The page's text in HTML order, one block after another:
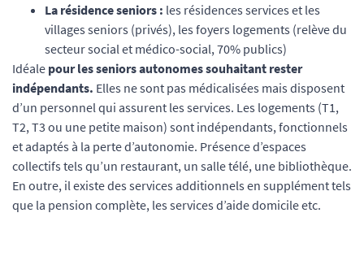
La résidence seniors : les résidences services et les
villages seniors (privés), les foyers logements (relève du
secteur social et médico-social, 70% publics)
Idéale pour les seniors autonomes souhaitant rester
indépendants. Elles ne sont pas médicalisées mais disposent
d’un personnel qui assurent les services. Les logements (T1,
T2, T3 ou une petite maison) sont indépendants, fonctionnels
et adaptés à la perte d’autonomie. Présence d’espaces
collectifs tels qu’un restaurant, un salle télé, une bibliothèque.
En outre, il existe des services additionnels en supplément tels
que la pension complète, les services d’aide domicile etc.